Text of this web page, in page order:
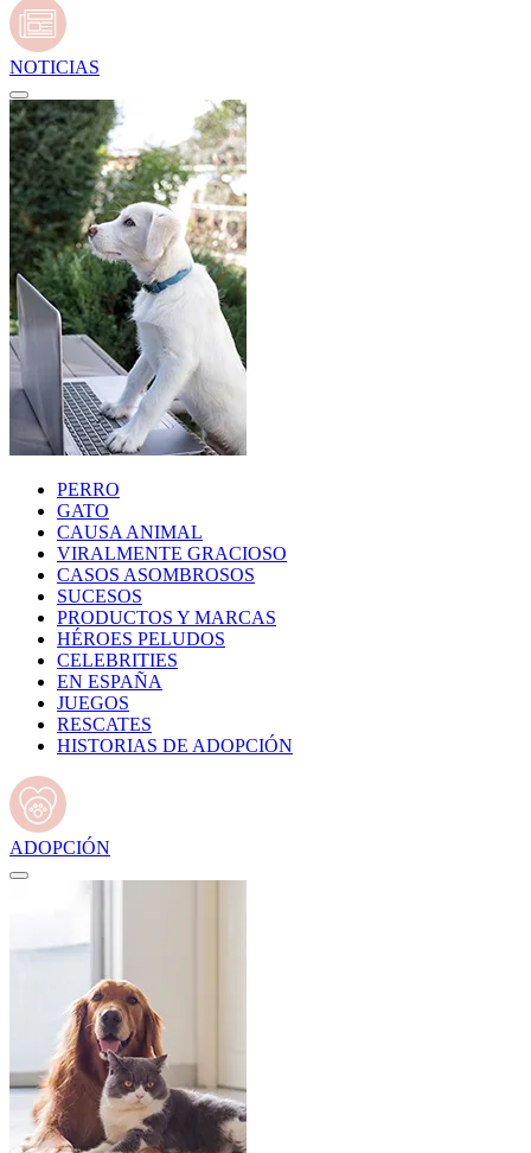
NOTICIAS
PERRO
GATO
CAUSA ANIMAL
VIRALMENTE GRACIOSO
CASOS ASOMBROSOS
SUCESOS
PRODUCTOS Y MARCAS
HÉROES PELUDOS
CELEBRITIES
EN ESPAÑA
JUEGOS
RESCATES
HISTORIAS DE ADOPCIÓN
ADOPCIÓN